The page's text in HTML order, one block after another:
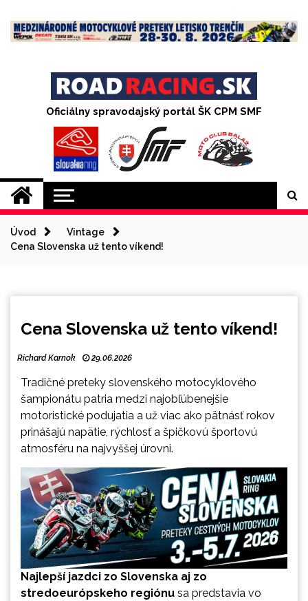
content
Oficiálny spravodajský portál ŠK CPM SMF
Úvod
Vintage
Cena Slovenska už tento víkend!
Cena Slovenska už tento víkend!
Richard Karnok 29.06.2026
Tradičné preteky slovenského motocyklového
šampionátu patria medzi najobľúbenejšie
motoristické podujatia a už viac ako pätnásť rokov
prinášajú napätie, rýchlosť a špičkovú športovú
atmosféru na najvyššej úrovni.
Najlepší jazdci zo Slovenska aj zo
stredoeurópskeho regiónu sa predstavia vo